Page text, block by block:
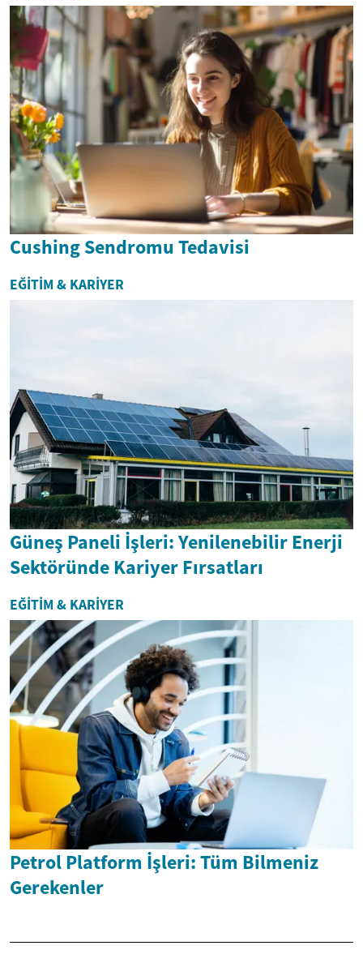
Cushing Sendromu Tedavisi
EĞITIM & KARIYER
Güneş Paneli İşleri: Yenilenebilir Enerji
Sektöründe Kariyer Fırsatları
EĞITIM & KARIYER
Petrol Platform İşleri: Tüm Bilmeniz
Gerekenler